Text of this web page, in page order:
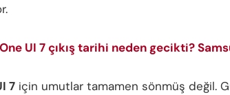
One UI 7 çıkış tarihi neden gecikti?
7 için umutlar tamamen sönmüş değil.